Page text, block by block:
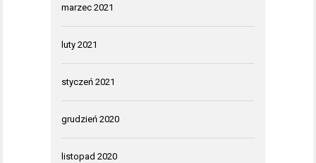
marzec 2021
luty 2021
styczeń 2021
grudzień 2020
listopad 2020